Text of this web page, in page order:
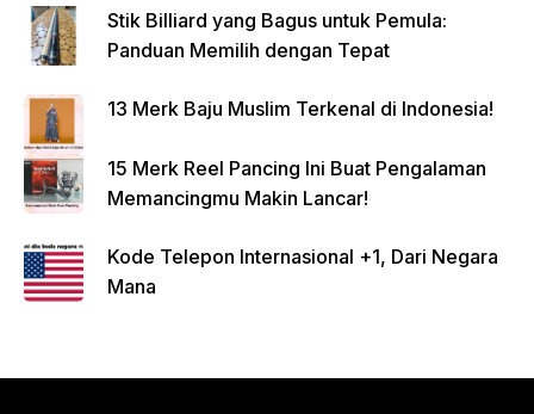
Stik Billiard yang Bagus untuk Pemula:
Panduan Memilih dengan Tepat
13 Merk Baju Muslim Terkenal di Indonesia!
15 Merk Reel Pancing Ini Buat Pengalaman
Memancingmu Makin Lancar!
Kode Telepon Internasional +1, Dari Negara
Mana